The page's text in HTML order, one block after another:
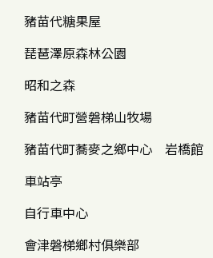
豬苗代糖果屋
琵琶澤原森林公園
昭和之森
豬苗代町營磐梯山牧場
豬苗代町蕎麥之鄉中心 岩橋館
車站亭
自行車中心
會津磐梯鄉村俱樂部